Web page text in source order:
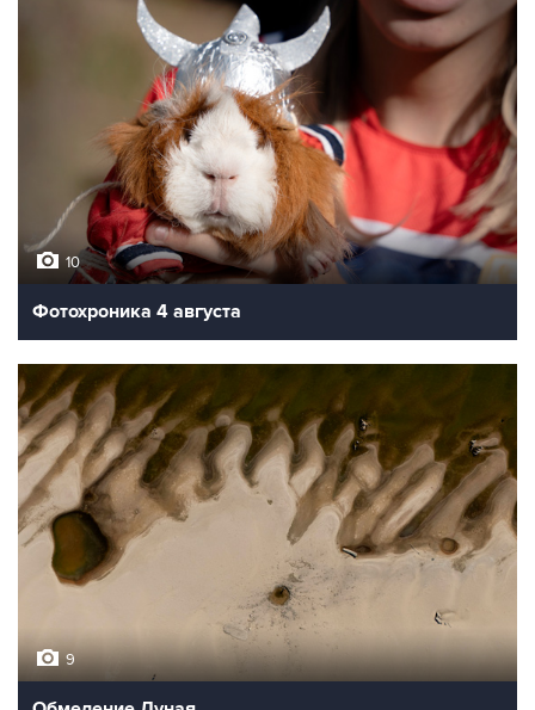
10
Фотохроника 4 августа
9